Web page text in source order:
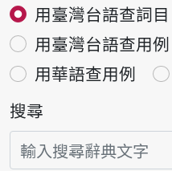
用臺灣台語查詞目
用臺灣台語查用例
用華語查用例
搜尋